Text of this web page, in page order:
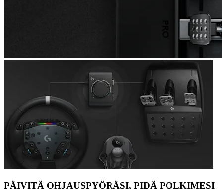
PÄIVITÄ OHJAUSPYÖRÄSI, PIDÄ POLKIMESI